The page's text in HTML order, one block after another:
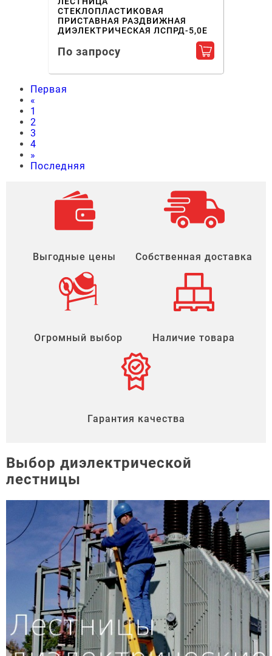
СТЕКЛОПЛАСТИКОВАЯ
ПРИСТАВНАЯ РАЗДВИЖНАЯ
ДИЭЛЕКТРИЧЕСКАЯ ЛСПРД-5,0Е
По запросу Добавить в
Первая
«
1
2
3
4
»
Последняя
Выгодные цены Собственная доставка
Огромный выбор Наличие товара
Гарантия качества
Выбор диэлектрической
лестницы